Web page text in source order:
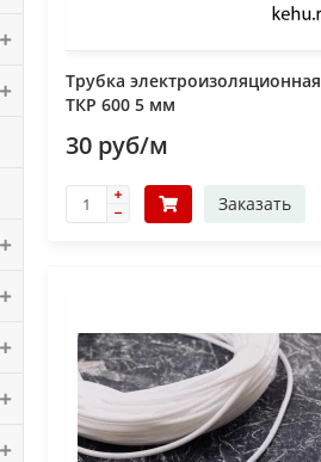
Трубка электроизоляционная
ТКР 600 5 мм
30 руб/м
Заказать